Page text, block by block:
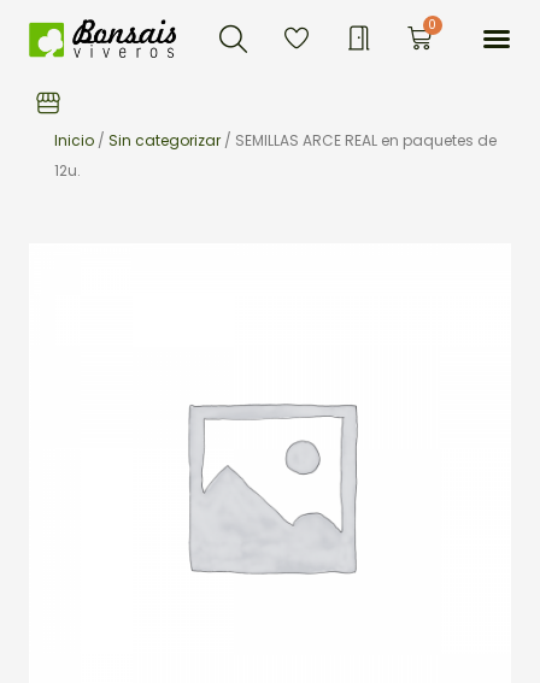
Buscar 0Carrito
Inicio / Sin categorizar / SEMILLAS ARCE REAL en paquetes de
12u.